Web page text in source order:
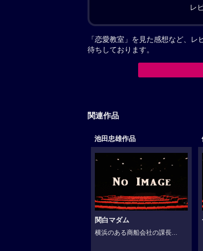
レ
「恋愛教室」を見た感想など、
待ちしております。
関連作品
池田忠雄作品
関白マダム
横浜のある商船会社の課長...